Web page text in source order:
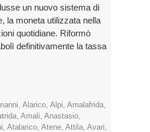
un nuovo sistema di
la moneta utilizzata nella
quotidiane. Riformò
definitivamente la tassa
Alarico Alpi Amalafrida
Amali Anastasio
Atalarico Atene Attila Avari